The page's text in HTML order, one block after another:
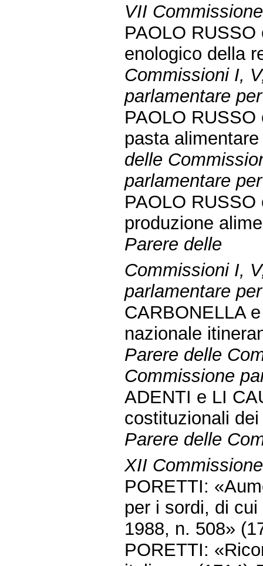
VII
PAOLO
enologico della
Commissioni I,
parlamentare
PAOLO
pasta
delle
parlamentare
PAOLO
produzione
Parere delle
Commissioni I,
parlamentare
CARBONELLA
nazionale
Parere delle
Commissione
ADENTI e LI
costituzionali
Parere delle
XII
PORETTI:
per i sordi, di
1988, n. 508»
PORETTI: